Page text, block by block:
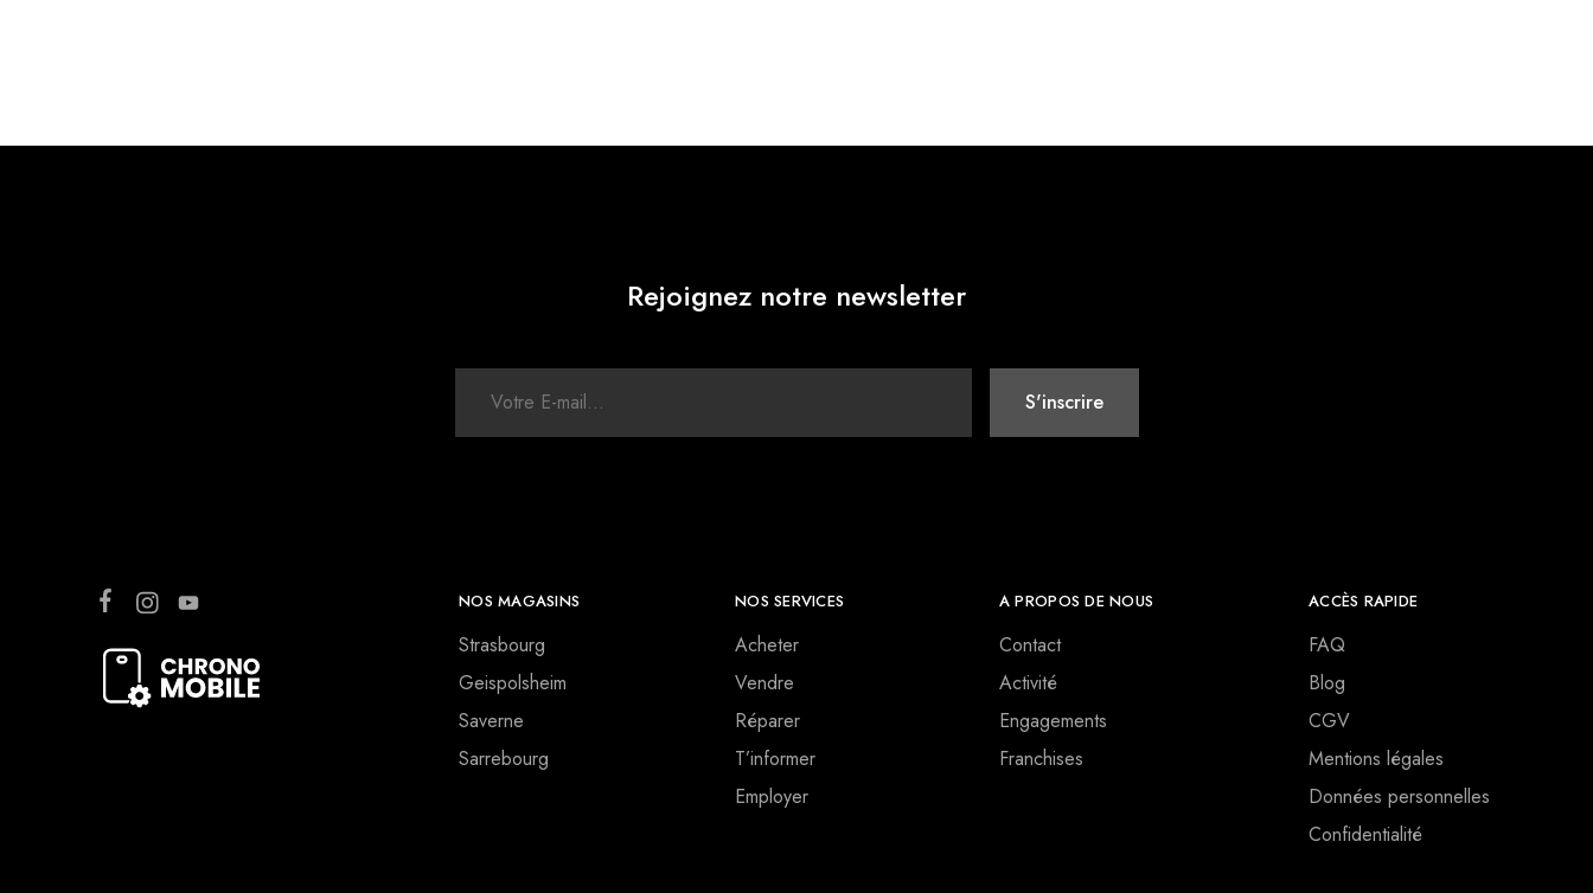
Rejoignez notre newsletter
NOS MAGASINS
Strasbourg
Geispolsheim
Saverne
Sarrebourg
NOS SERVICES
Acheter
Vendre
Réparer
T’informer
Employer
A PROPOS DE NOUS
Contact
Activité
Engagements
Franchises
ACCÈS RAPIDE
FAQ
Blog
CGV
Mentions légales
Données personnelles
Confidentialité